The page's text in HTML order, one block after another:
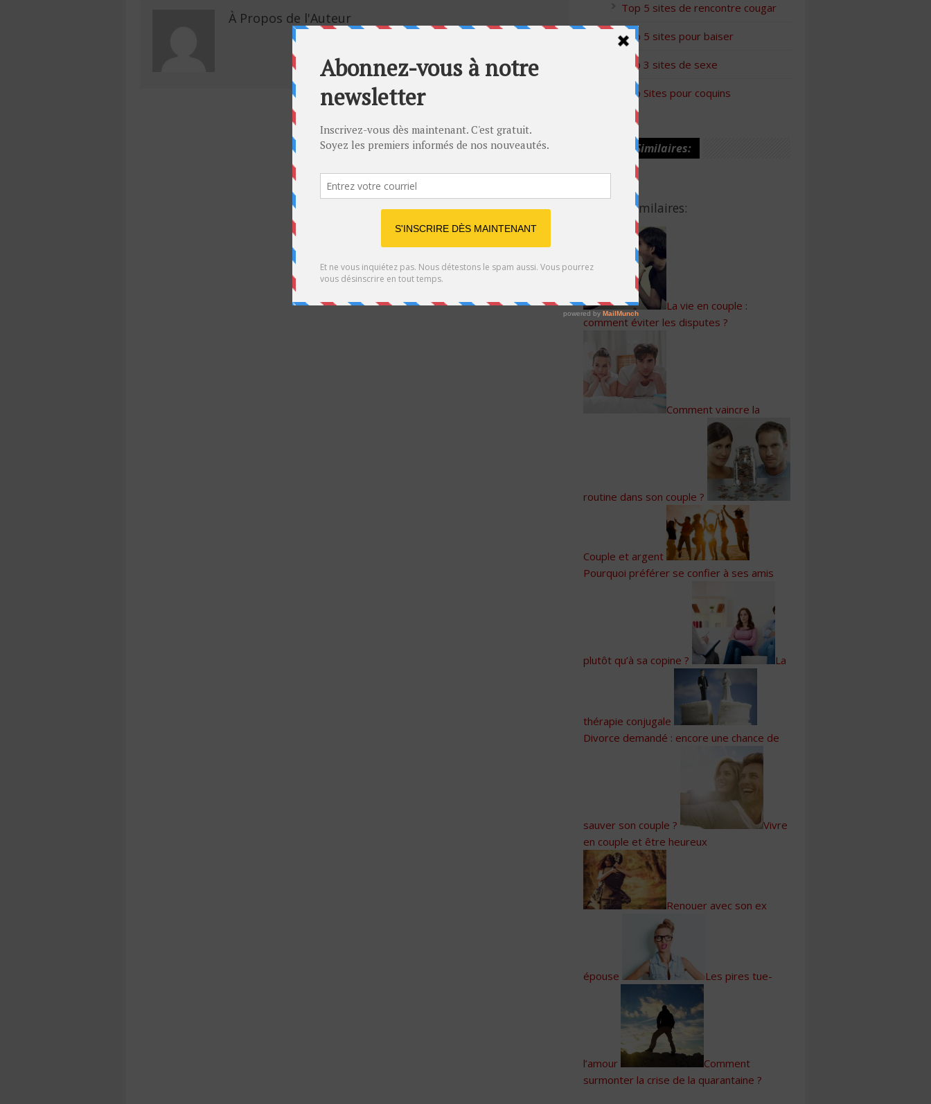
À Propos de l'Auteur
Top 5 sites de rencontre cougar
Top 5 sites pour baiser
Top 3 sites de sexe
Top Sites pour coquins
Articles Similaires:
Articles Similaires:
La vie en couple :
comment éviter les disputes ?
Comment vaincre la
routine dans son couple ?
Couple et argent
Pourquoi préférer se confier à ses amis
plutôt qu’à sa copine ? La
thérapie conjugale
Divorce demandé : encore une chance de
sauver son couple ?
Vivre
en couple et être heureux
Renouer avec son ex
épouse Les pires tue-
l’amour
Comment
surmonter la crise de la quarantaine ?